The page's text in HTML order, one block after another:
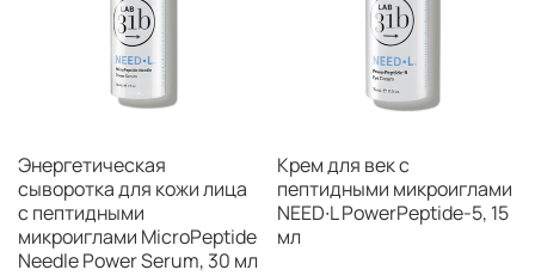
Энергетическая
сыворотка для кожи лица
с пептидными
микроиглами MicroPeptide
Needle Power Serum, 30 мл
Крем для век с
пептидными микроиглами
NEED∙L PowerPeptide-5, 15
мл